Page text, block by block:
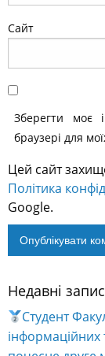
Сайт
Зберегти моє
браузері для
Цей сайт
Політика
Google.
Alternative:
Недавні
Студент
інформаційних